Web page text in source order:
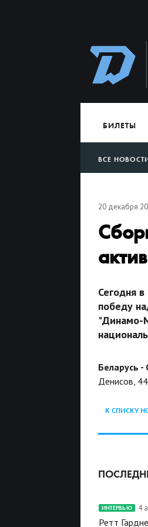
БИЛЕТЫ
ВСЕ
20 декабря
Сегодня
победу
"Динамо-
Беларусь -
Денисов,
К СПИСКУ
ИНТЕРВЬЮ 4
Ретт